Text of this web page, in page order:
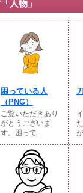
人物」
困っている人
（PNG）
ご覧いただきあり
がとうございま
す。困って...